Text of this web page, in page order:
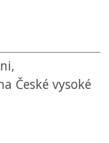
České vysoké